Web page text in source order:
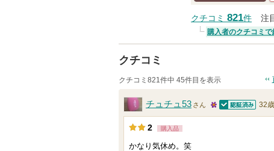
クチコミ 821件 注
購入者のクチコミで
クチコミ
クチコミ821件中 45件目を表示
チュチュ53 さん
2 認証済
32歳
2 購入品
かなり気休め。笑